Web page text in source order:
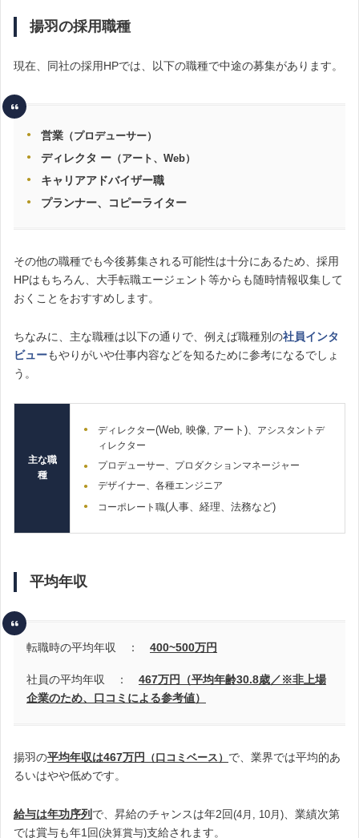
揚羽の採用職種
現在、同社の採用HPでは、以下の職種で中途の募集があります。
営業 （プロデューサー）
ディレクタ ー （アート、Web）
キャリアアドバイザー職
プランナー、コピーライター
その他の職種でも今後募集される可能性は十分にあるため、採用
HPはもちろん、 大手転職エージェント等からも随時情報収集して
おくことをおすすめします。
ちなみに、主な職種は以下の通りで、例えば職種別の社員インタ
ビューもやりがいや仕事内容などを知るために参考になるでしょ
う。
主な職
種
ディレクター(Web, 映像, アート)、アシスタントデ
ィレクター
プロデューサー、プロダクションマネージャー
デザイナー、各種エンジニア
コーポレート職(人事、経理、法務など)
平均年収
転職時の平均年収 ： 400~500万円
社員の平均年収 ： 467万円（平均年齢30.8歳／※非上場
企業のため、口コミによる参考値）
揚羽の平均年収は467万円 （口コミベース） で、業界では平均的あ
るいはやや低めです。
給与は年功序列 で、昇給のチャンスは年2回(4月, 10月)、業績次第
では賞与も年1回(決算賞与)支給されます。